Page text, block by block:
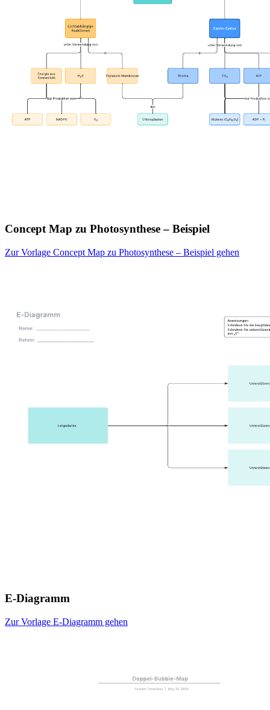
Concept Map zu Photosynthese – Beispiel
Zur Vorlage Concept Map zu Photosynthese – Beispiel gehen
E-Diagramm
Zur Vorlage E-Diagramm gehen